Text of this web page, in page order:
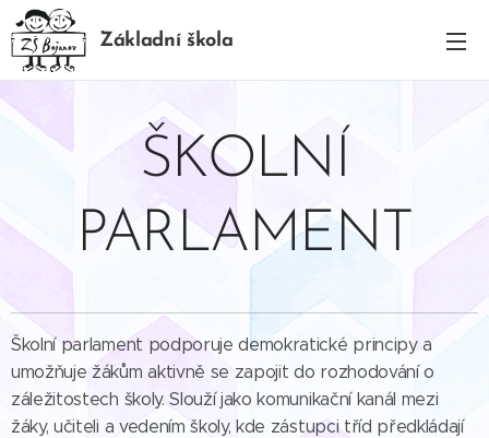
Základní škola
ŠKOLNÍ
PARLAMENT
Školní parlament podporuje demokratické principy a
umožňuje žákům aktivně se zapojit do rozhodování o
záležitostech školy. Slouží jako komunikační kanál mezi
žáky, učiteli a vedením školy, kde zástupci tříd předkládají